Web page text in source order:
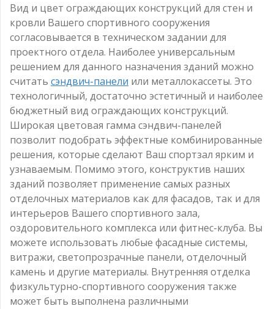
Вид и цвет ограждающих конструкций для стен и
кровли Вашего спортивного сооружения
согласовывается в техническом задании для
проектного отдела. Наиболее универсальным
решением для данного назначения зданий можно
считать сэндвич-панели или металлокассеты. Это
технологичный, достаточно эстетичный и наиболее
бюджетный вид ограждающих конструкций.
Широкая цветовая гамма сэндвич-панелей
позволит подобрать эффектные комбинированные
решения, которые сделают Ваш спортзал ярким и
узнаваемым. Помимо этого, конструктив наших
зданий позволяет применение самых разных
отделочных материалов как для фасадов, так и для
интерьеров Вашего спортивного зала,
оздоровительного комплекса или фитнес-клуба. Вы
можете использовать любые фасадные системы,
витражи, светопрозрачные панели, отделочный
камень и другие материалы. Внутренняя отделка
физкультурно-спортивного сооружения также
может быть выполнена различными